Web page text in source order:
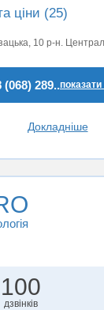
ціни (25)
10 р-н.
(068) 289..
Докладніше
100
дзвінків